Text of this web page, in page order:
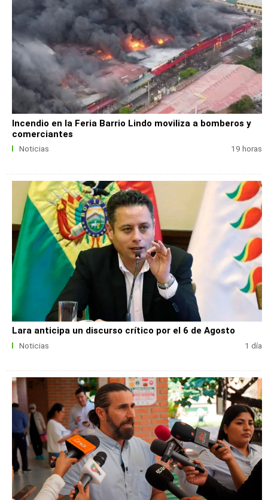
Incendio en la Feria Barrio Lindo moviliza a bomberos y
comerciantes
Noticias 19 horas
Lara anticipa un discurso crítico por el 6 de Agosto
Noticias 1 día